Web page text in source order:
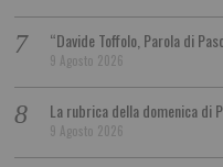
“Davide Toffolo, Parola di
9 Agosto 2026
La rubrica della domenica di
9 Agosto 2026